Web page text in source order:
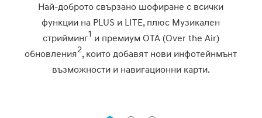
Най-доброто свързано шофиране с всички
функции на PLUS и LITE, плюс Музикален
стрийминг1 и премиум OTA (Over the Air)
обновления2, които добавят нови инфотейнмънт
възможности и навигационни карти.